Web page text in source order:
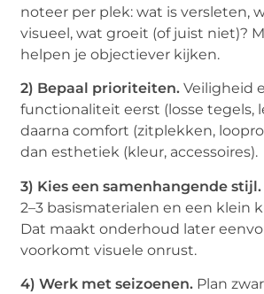
noteer per plek: wat is versleten,
visueel, wat groeit (of juist niet)?
helpen je objectiever kijken.
2) Bepaal prioriteiten. Veiligheid
functionaliteit eerst (losse tegels,
daarna comfort (zitplekken,
dan esthetiek (kleur, accessoires).
3) Kies een samenhangende stijl.
2–3 basismaterialen en een klein
Dat maakt onderhoud later
voorkomt visuele onrust.
4) Werk met seizoenen. Plan